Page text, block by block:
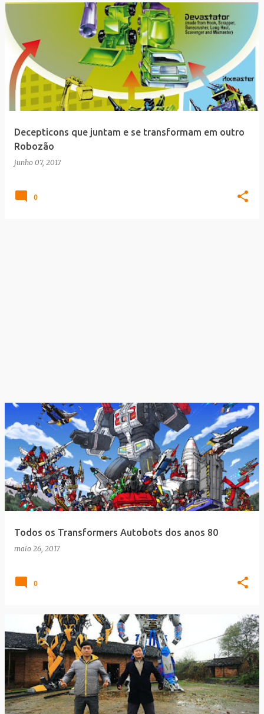
Decepticons que juntam e se transformam em outro
Robozão
junho 07, 2017
0
Todos os Transformers Autobots dos anos 80
maio 26, 2017
0